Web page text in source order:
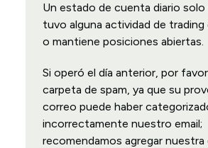
Un estado de cuenta diario solo
tuvo alguna actividad de trading
o mantiene posiciones abiertas.
Si operó el día anterior, por
carpeta de spam, ya que su
correo puede haber
incorrectamente nuestro email;
recomendamos agregar nuestra